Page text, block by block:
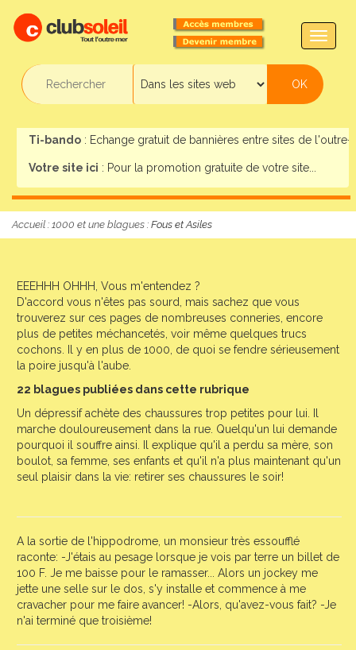
Ti-bando : Echange gratuit de bannières entre sites de l'outre-
Votre site ici : Pour la promotion gratuite de votre site...
Accueil : 1000 et une blagues : Fous et Asiles
EEEHHH OHHH, Vous m'entendez ?
D'accord vous n'êtes pas sourd, mais sachez que vous
trouverez sur ces pages de nombreuses conneries, encore
plus de petites méchancetés, voir même quelques trucs
cochons. Il y en plus de 1000, de quoi se fendre sérieusement
la poire jusqu'à l'aube.
22 blagues publiées dans cette rubrique
Un dépressif achète des chaussures trop petites pour lui. Il
marche douloureusement dans la rue. Quelqu'un lui demande
pourquoi il souffre ainsi. Il explique qu'il a perdu sa mère, son
boulot, sa femme, ses enfants et qu'il n'a plus maintenant qu'un
seul plaisir dans la vie: retirer ses chaussures le soir!
A la sortie de l'hippodrome, un monsieur très essoufflé
raconte: -J'étais au pesage lorsque je vois par terre un billet de
100 F. Je me baisse pour le ramasser... Alors un jockey me
jette une selle sur le dos, s'y installe et commence à me
cravacher pour me faire avancer! -Alors, qu'avez-vous fait? -Je
n'ai terminé que troisième!